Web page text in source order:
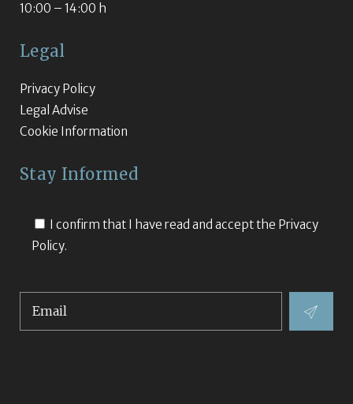
10:00 – 14:00 h
Legal
Privacy Policy
Legal Advise
Cookie Information
Stay Informed
I confirm that I have read and accept the Privacy
Policy.